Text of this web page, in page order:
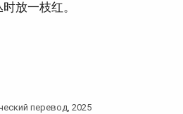
放一枝红。
перевод, 2025